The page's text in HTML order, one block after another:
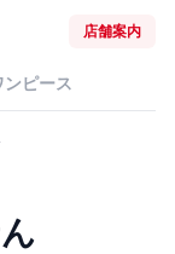
店舗案内
ンピース